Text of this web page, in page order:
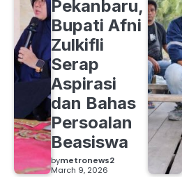
Pekanbaru,
Bupati Afni
Zulkifli
Serap
Aspirasi
dan Bahas
Persoalan
Beasiswa
bymetronews2
March 9, 2026